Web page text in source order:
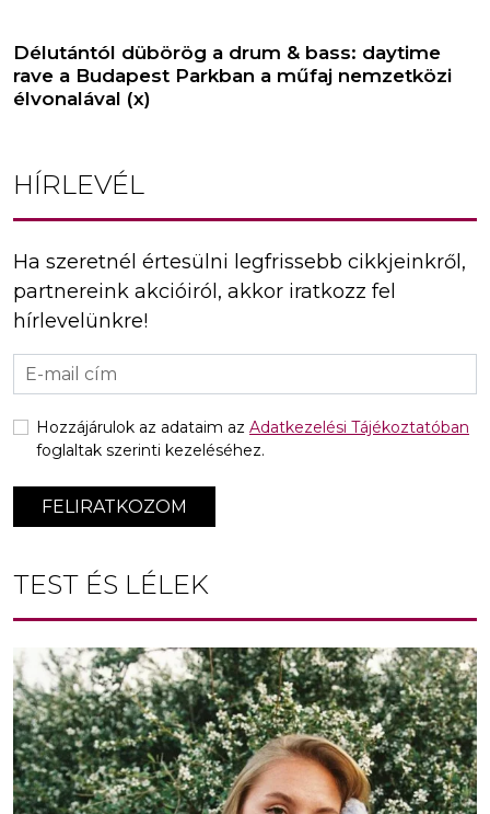
Délutántól dübörög a drum & bass: daytime
rave a Budapest Parkban a műfaj nemzetközi
élvonalával (x)
HÍRLEVÉL
Ha szeretnél értesülni legfrissebb cikkjeinkről,
partnereink akcióiról, akkor iratkozz fel
hírlevelünkre!
FELIRATKOZOM
Hozzájárulok az adataim az Adatkezelési Tájékoztatóban
foglaltak szerinti kezeléséhez.
TEST ÉS LÉLEK